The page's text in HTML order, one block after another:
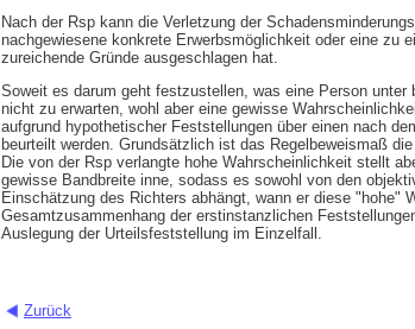
Nach der Rsp kann die Verletzung der
nachgewiesene konkrete Erwerbsmöglichkeit oder eine zu
zureichende Gründe ausgeschlagen hat.
Soweit es darum geht festzustellen, was eine Person
nicht zu erwarten, wohl aber eine gewisse
aufgrund hypothetischer Feststellungen über einen nach
beurteilt werden. Grundsätzlich ist das Regelbeweismaß
Die von der Rsp verlangte hohe Wahrscheinlichkeit stellt
gewisse Bandbreite inne, sodass es sowohl von den
Einschätzung des Richters abhängt, wann er diese "hohe"
Gesamtzusammenhang der erstinstanzlichen
Auslegung der Urteilsfeststellung im Einzelfall.
Zurück